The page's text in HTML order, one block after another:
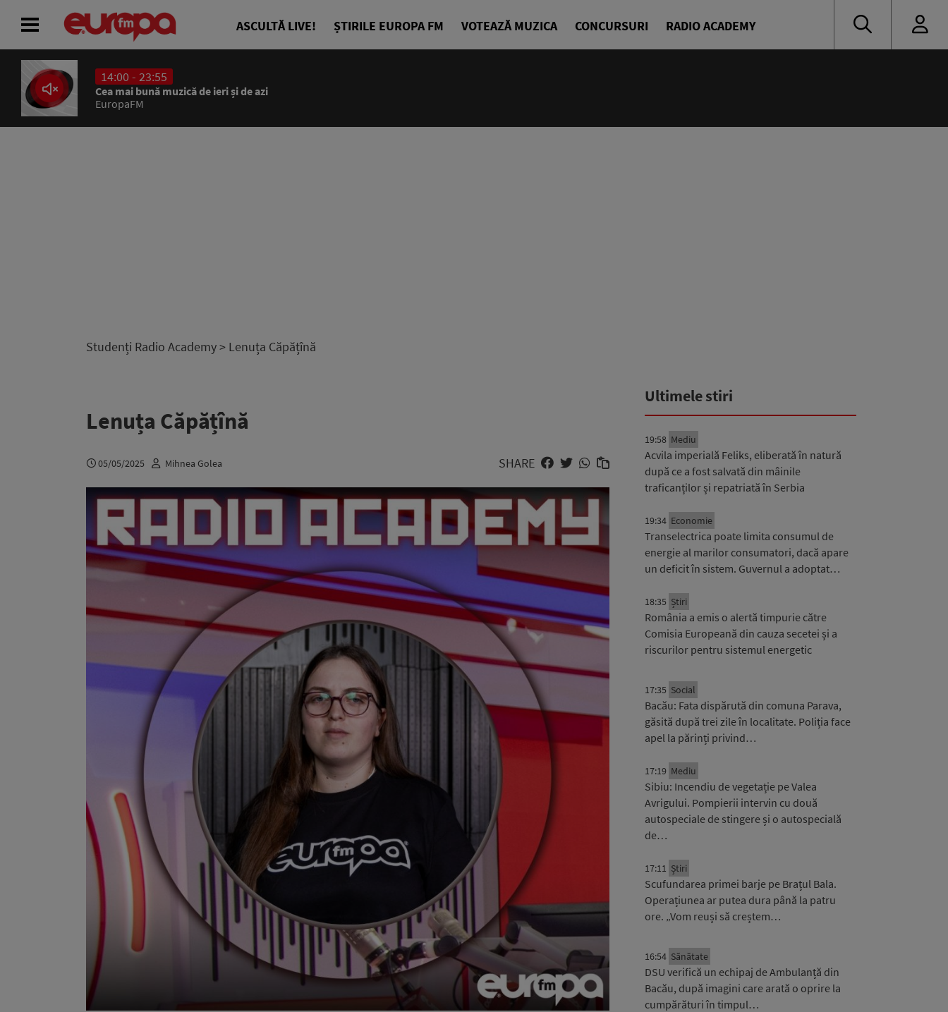
ASCULTĂ LIVE! ȘTIRILE EUROPA FM VOTEAZĂ MUZICA CONCURSURI RADIO ACADEMY
14:00 - 23:55
Cea mai bună muzică de ieri și de azi
EuropaFM
Studenți Radio Academy> Lenuța Căpățînă
Lenuța Căpățînă
05/05/2025 Mihnea Golea SHARE
Ultimele stiri
19:58 Mediu
Acvila imperială Feliks, eliberată în natură
după ce a fost salvată din mâinile
traficanților și repatriată în Serbia
19:34 Economie
Transelectrica poate limita consumul de
energie al marilor consumatori, dacă apare
un deficit în sistem. Guvernul a adoptat…
18:35 Știri
România a emis o alertă timpurie către
Comisia Europeană din cauza secetei și a
riscurilor pentru sistemul energetic
17:35 Social
Bacău: Fata dispărută din comuna Parava,
găsită după trei zile în localitate. Poliția face
apel la părinți privind…
17:19 Mediu
Sibiu: Incendiu de vegetație pe Valea
Avrigului. Pompierii intervin cu două
autospeciale de stingere și o autospecială
de…
17:11 Știri
Scufundarea primei barje pe Brațul Bala.
Operațiunea ar putea dura până la patru
ore. „Vom reuși să creștem…
16:54 Sănătate
DSU verifică un echipaj de Ambulanță din
Bacău, după imagini care arată o oprire la
cumpărături în timpul…
ACASĂ
ȘTIRI